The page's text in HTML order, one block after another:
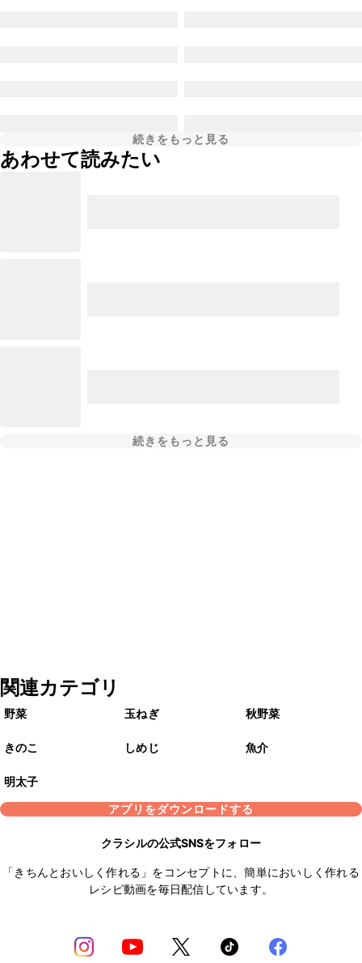
続きをもっと見る
あわせて読みたい
続きをもっと見る
関連カテゴリ
野菜 玉ねぎ 秋野菜
きのこ しめじ 魚介
明太子
アプリをダウンロードする
クラシルの公式SNSをフォロー
「きちんとおいしく作れる」をコンセプトに、簡単においしく作れる
レシピ動画を毎日配信しています。